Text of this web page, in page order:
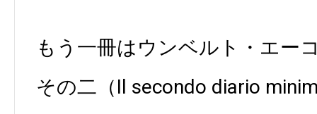
もう一冊はウンベルト・エー
その二（Il secondo diario